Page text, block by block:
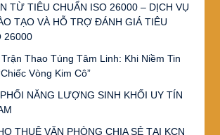
TỪ TIÊU CHUẨN ISO 26000 – DỊCH VỤ
TẠO VÀ HỖ TRỢ ĐÁNH GIÁ TIÊU
26000
Thao Túng Tâm Linh: Khi Niềm Tin
Vòng Kim Cô”
NĂNG LƯỢNG SINH KHỐI UY TÍN
THUÊ VĂN PHÒNG CHIA SẺ TẠI KCN